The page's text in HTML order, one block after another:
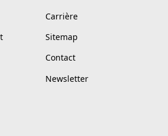
Carrière
Sitemap
Contact
Newsletter